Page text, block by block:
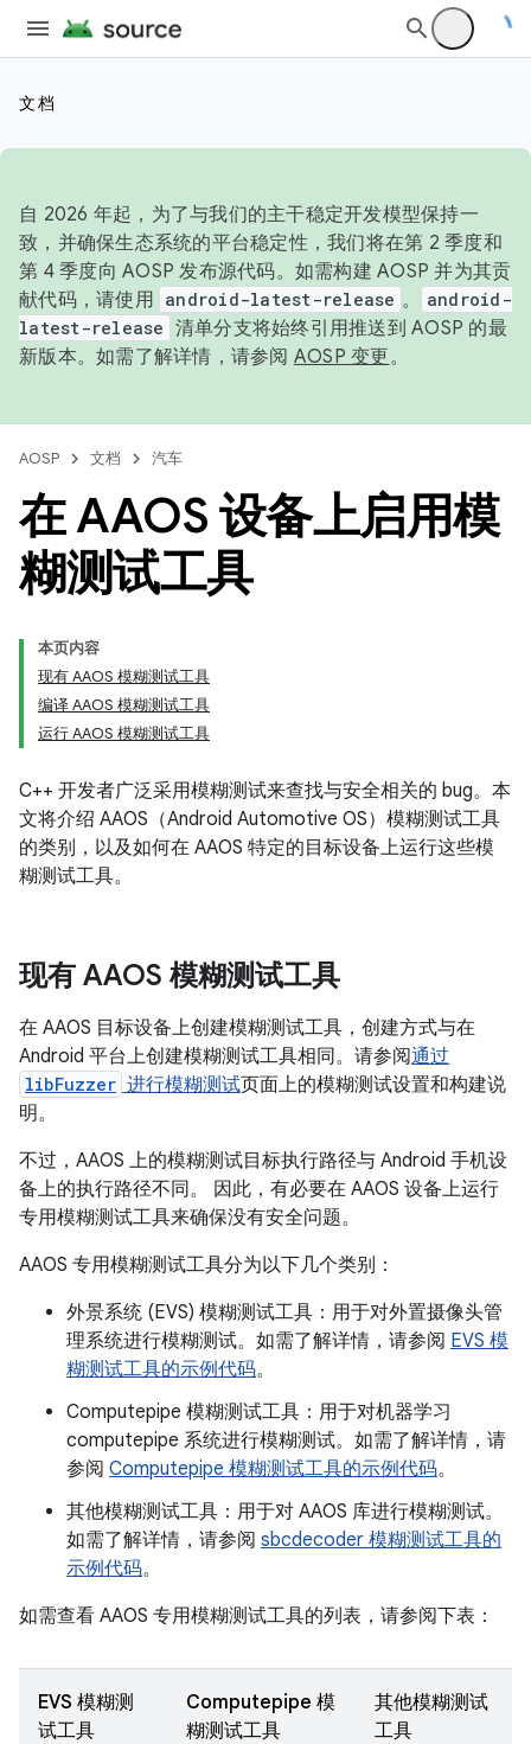
文档
自 2026 年起，为了与我们的主干稳定开发模型保持一
致，并确保生态系统的平台稳定性，我们将在第 2 季度和
第 4 季度向 AOSP 发布源代码。如需构建 AOSP 并为其贡
献代码，请使用 android-latest-release 。
android-
latest-release 清单分支将始终引用推送到 AOSP 的最
新版本。如需了解详情，请参阅 AOSP 变更。
AOSP 文档 汽车
在 AAOS 设备上启用模
糊测试工具
本页内容
现有 AAOS 模糊测试工具
编译 AAOS 模糊测试工具
运行 AAOS 模糊测试工具
C++ 开发者广泛采用模糊测试来查找与安全相关的 bug。本
文将介绍 AAOS（Android Automotive OS）模糊测试工具
的类别，以及如何在 AAOS 特定的目标设备上运行这些模
糊测试工具。
现有 AAOS 模糊测试工具
在 AAOS 目标设备上创建模糊测试工具，创建方式与在
Android 平台上创建模糊测试工具相同。请参阅通过
libFuzzer 进行模糊测试页面上的模糊测试设置和构建说
明。
不过，AAOS 上的模糊测试目标执行路径与 Android 手机设
备上的执行路径不同。 因此，有必要在 AAOS 设备上运行
专用模糊测试工具来确保没有安全问题。
AAOS 专用模糊测试工具分为以下几个类别：
外景系统 (EVS) 模糊测试工具：用于对外置摄像头管
理系统进行模糊测试。如需了解详情，请参阅 EVS 模
糊测试工具的示例代码。
Computepipe 模糊测试工具：用于对机器学习
computepipe 系统进行模糊测试。如需了解详情，请
参阅 Computepipe 模糊测试工具的示例代码。
其他模糊测试工具：用于对 AAOS 库进行模糊测试。
如需了解详情，请参阅 sbcdecoder 模糊测试工具的
示例代码。
如需查看 AAOS 专用模糊测试工具的列表，请参阅下表：
EVS 模糊测
试工具
Computepipe 模
糊测试工具
其他模糊测试
工具